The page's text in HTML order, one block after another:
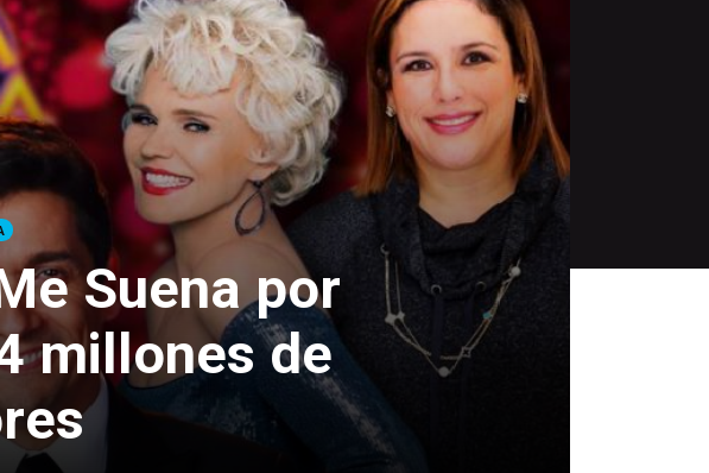
Suena por
millones de